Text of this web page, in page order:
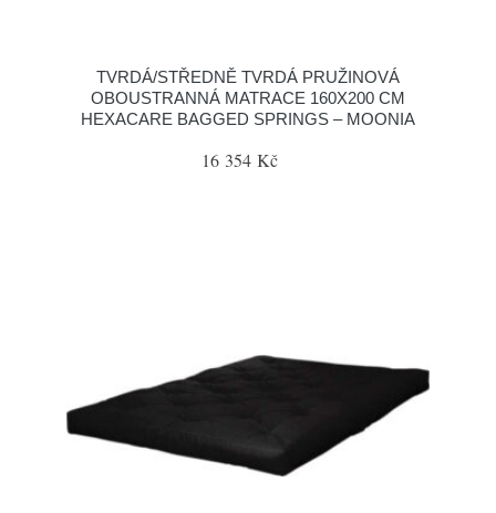
TVRDÁ/STŘEDNĚ TVRDÁ PRUŽINOVÁ
OBOUSTRANNÁ MATRACE 160X200 CM
HEXACARE BAGGED SPRINGS – MOONIA
16 354 Kč